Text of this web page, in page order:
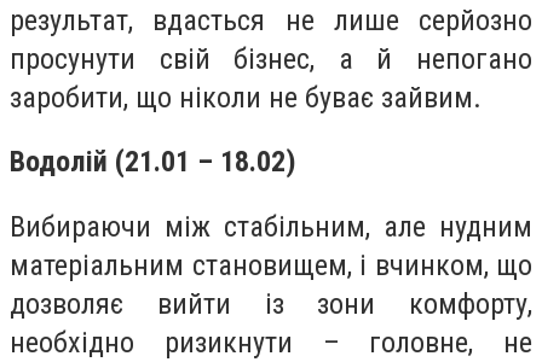
результат, вдасться не лише серйозно
просунути свій бізнес, а й непогано
заробити, що ніколи не буває зайвим.
Водолій (21.01 – 18.02)
Вибираючи між стабільним, але нудним
матеріальним становищем, і вчинком, що
дозволяє вийти із зони комфорту,
необхідно ризикнути – головне, не